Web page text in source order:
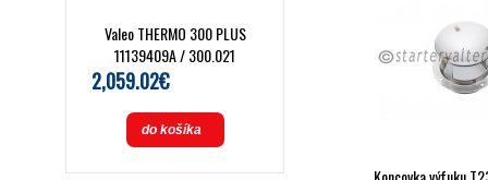
Valeo THERMO 300 PLUS
11139409A / 300.021
2,059.02€
do košíka